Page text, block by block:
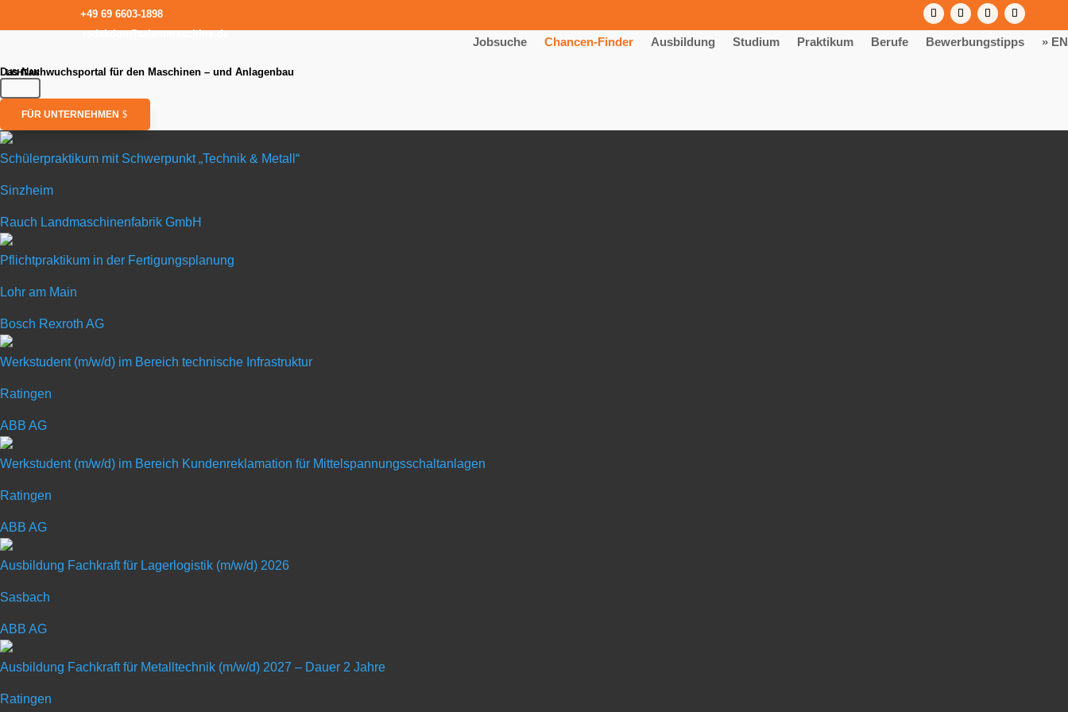
+49 69 6603-1898
redaktion@talentmaschine.de
Jobsuche Chancen-Finder Ausbildung Studium Praktikum Berufe Bewerbungstipps » EN
Das Nachwuchsportal für den Maschinen – und Anlagenbau
FÜR UNTERNEHMEN
Schülerpraktikum mit Schwerpunkt „Technik & Metall“
Sinzheim
Rauch Landmaschinenfabrik GmbH
Pflichtpraktikum in der Fertigungsplanung
Lohr am Main
Bosch Rexroth AG
Werkstudent (m/w/d) im Bereich technische Infrastruktur
Ratingen
ABB AG
Werkstudent (m/w/d) im Bereich Kundenreklamation für Mittelspannungsschaltanlagen
Ratingen
ABB AG
Ausbildung Fachkraft für Lagerlogistik (m/w/d) 2026
Sasbach
ABB AG
Ausbildung Fachkraft für Metalltechnik (m/w/d) 2027 – Dauer 2 Jahre
Ratingen
Rauch Landmaschinenfabrik GmbH
Mit RAUCH in die Zunkunft - Die Zukunft kommt von selbst, den Fortschritt aber müssen wir schaffen.
Gegründet im Jahr 1921, wird RAUCH heute in der vierten und fünften Generation als Familien­unternehmen geführt. Zwei Kernkompetenzen, Dosieren und Verteilen, bilden die Basis für